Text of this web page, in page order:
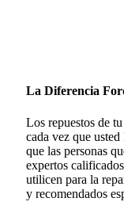
La Diferencia
Los repuestos de
cada vez que
que las personas
expertos
utilicen para la
y recomendados